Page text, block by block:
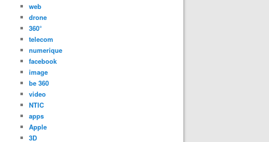
web
drone
360°
telecom
numerique
facebook
image
be 360
video
NTIC
apps
Apple
3D